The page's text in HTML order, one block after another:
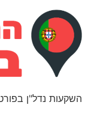
השקעות נדל"ן